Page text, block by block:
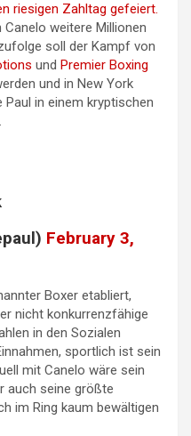
riesigen Zahltag gefeiert.
Canelo weitere Millionen
soll der Kampf von
und Premier Boxing
und in New York
in einem kryptischen
February 3,
Boxer etabliert,
nicht konkurrenzfähige
in den Sozialen
sportlich ist sein
mit Canelo wäre sein
auch seine größte
im Ring kaum bewältigen